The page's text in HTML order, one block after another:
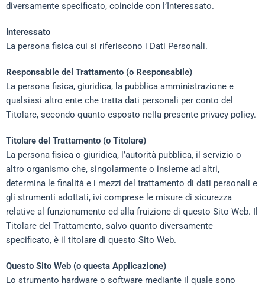
diversamente specificato, coincide con l’Interessato.
Interessato
La persona fisica cui si riferiscono i Dati Personali.
Responsabile del Trattamento (o Responsabile)
La persona fisica, giuridica, la pubblica amministrazione e
qualsiasi altro ente che tratta dati personali per conto del
Titolare, secondo quanto esposto nella presente privacy policy.
Titolare del Trattamento (o Titolare)
La persona fisica o giuridica, l’autorità pubblica, il servizio o
altro organismo che, singolarmente o insieme ad altri,
determina le finalità e i mezzi del trattamento di dati personali e
gli strumenti adottati, ivi comprese le misure di sicurezza
relative al funzionamento ed alla fruizione di questo Sito Web. Il
Titolare del Trattamento, salvo quanto diversamente
specificato, è il titolare di questo Sito Web.
Questo Sito Web (o questa Applicazione)
Lo strumento hardware o software mediante il quale sono